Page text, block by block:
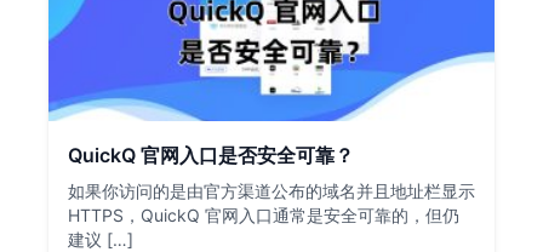
QuickQ 官网入口是否安全可靠？
如果你访问的是由官方渠道公布的域名并且地址栏显示
HTTPS，QuickQ 官网入口通常是安全可靠的，但仍
建议 […]